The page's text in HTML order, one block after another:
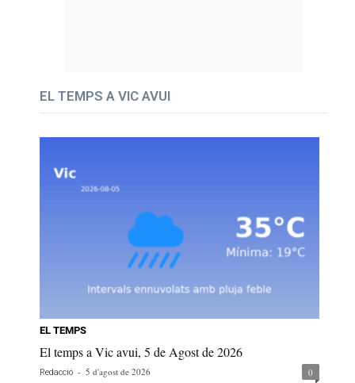
EL TEMPS A VIC AVUI
EL TEMPS
El temps a Vic avui, 5 de Agost de 2026
Redacció - 5 d'agost de 2026 0